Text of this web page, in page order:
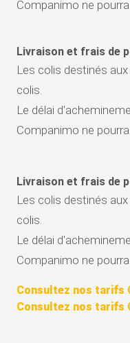
Companimo ne
Livraison et frais de
Les colis destinés
colis.
Le délai
Companimo ne
Livraison et frais de
Les colis destinés
colis.
Le délai
Companimo ne
Consultez nos tarifs
Consultez nos tarifs